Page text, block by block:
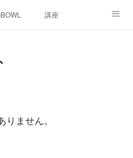
講座
りません。